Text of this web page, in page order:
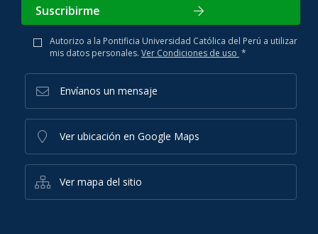
Suscribirme
Autorizo a la Pontificia Universidad Católica del Perú a utilizar
mis datos personales. Ver Condiciones de uso *
Envíanos un mensaje
Ver ubicación en Google Maps
Ver mapa del sitio